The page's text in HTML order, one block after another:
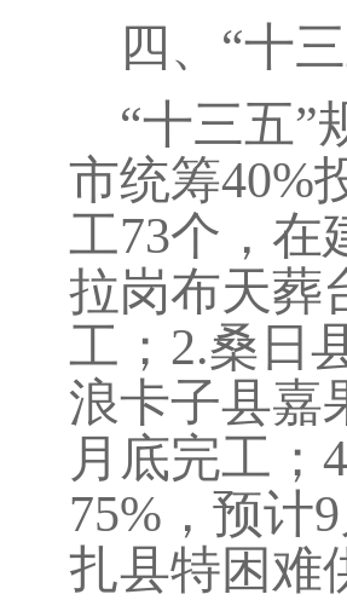
四、“十
“十三五”
市统筹40%
工73个，在
拉岗布天葬
工； 2.桑日
浪卡子县嘉
月底完工；
75% ，预计9
扎县特困难